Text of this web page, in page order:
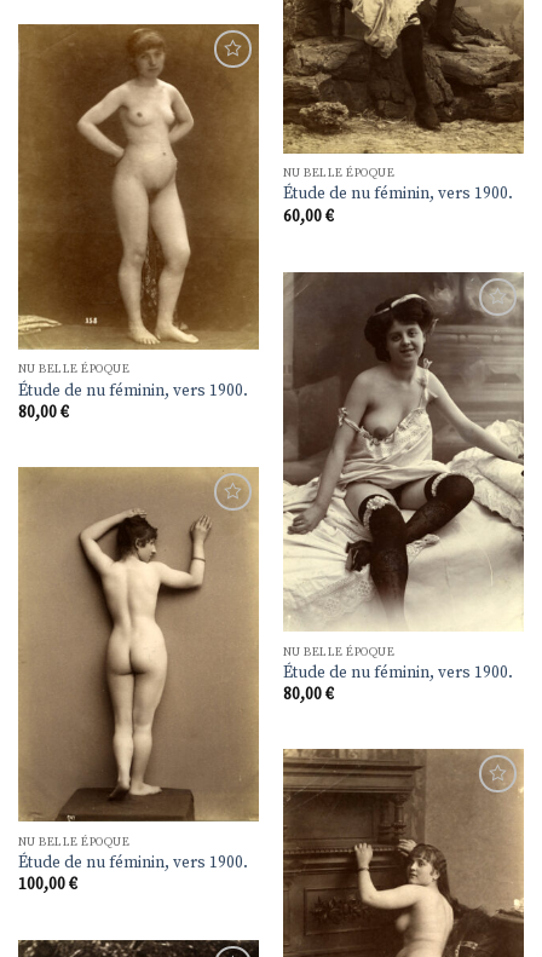
NU BELLE ÉPOQUE
Étude de nu féminin, vers 1900.
60,00€
NU BELLE ÉPOQUE
Étude de nu féminin, vers 1900.
80,00€
Ajouter
à la
liste de
souhaits
NU BELLE ÉPOQUE
Étude de nu féminin, vers 1900.
80,00€
Ajouter
liste de
souhaits
NU BELLE ÉPOQUE
Étude de nu féminin, vers 1900.
100,00€